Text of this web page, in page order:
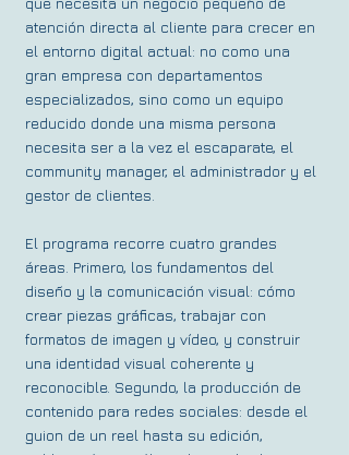
atención directa al cliente para crecer en
el entorno digital actual: no como una
gran empresa con departamentos
especializados, sino como un equipo
reducido donde una misma persona
necesita ser a la vez el escaparate, el
community manager, el administrador y el
gestor de clientes.
El programa recorre cuatro grandes
áreas. Primero, los fundamentos del
diseño y la comunicación visual: cómo
crear piezas gráficas, trabajar con
formatos de imagen y vídeo, y construir
una identidad visual coherente y
reconocible. Segundo, la producción de
contenido para redes sociales: desde el
guion de un reel hasta su edición,